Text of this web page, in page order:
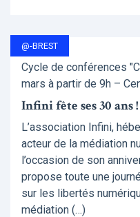
@-BREST
Cycle de conférences
mars à partir de 9h –
Infini fête ses 30 ans !
L’association Infini,
acteur de la médiation
l’occasion de son
propose toute une
sur les libertés
médiation (…)